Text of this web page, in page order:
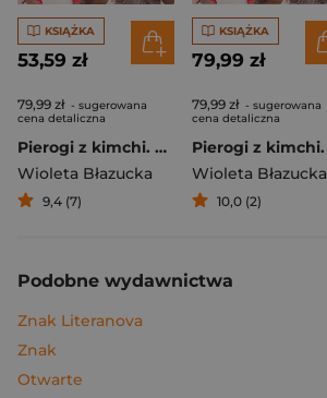
KSIĄŻKA
53,59 zł
79,99 zł - sugerowana
cena detaliczna
Pierogi z kimchi. Moje ulubione azjatyckie przepisy
Wioleta Błazucka
9,4 (7)
KSIĄŻKA
79,99 zł
79,99 zł - sugerowana
cena detaliczna
Wioleta Błazucka
10,0 (2)
Podobne wydawnictwa
Znak Literanova
Znak
Otwarte